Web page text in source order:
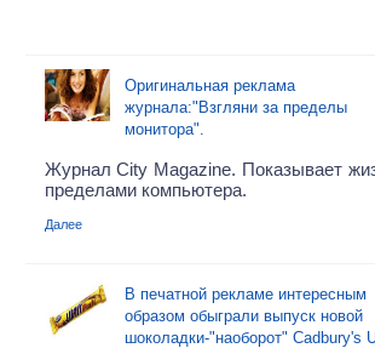
Оригинальная реклама
журнала:"Взгляни за пределы
монитора".
Журнал City Magazine. Показывает
пределами компьютера.
Далее
В печатной рекламе интересным
образом обыграли выпуск новой
шоколадки-"наоборот" Cadbury's